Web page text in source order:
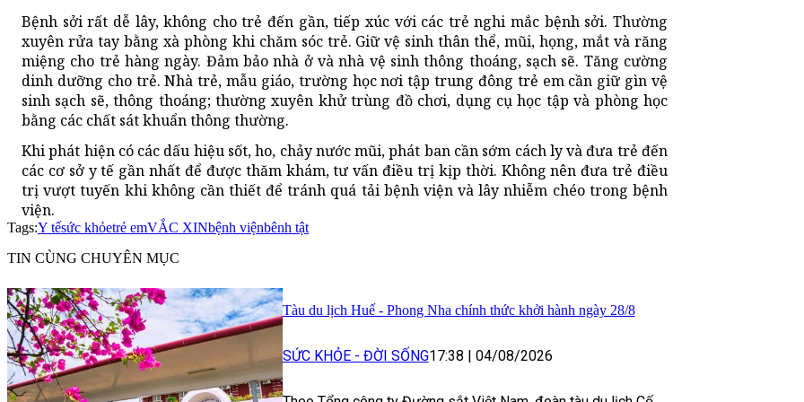
Bệnh sởi rất dễ lây, không cho trẻ đến gần, tiếp xúc với các trẻ nghi mắc bệnh sởi. Thường
xuyên rửa tay bằng xà phòng khi chăm sóc trẻ. Giữ vệ sinh thân thể, mũi, họng, mắt và răng
miệng cho trẻ hàng ngày. Đảm bảo nhà ở và nhà vệ sinh thông thoáng, sạch sẽ. Tăng cường
dinh dưỡng cho trẻ. Nhà trẻ, mẫu giáo, trường học nơi tập trung đông trẻ em cần giữ gìn vệ
sinh sạch sẽ, thông thoáng; thường xuyên khử trùng đồ chơi, dụng cụ học tập và phòng học
bằng các chất sát khuẩn thông thường.
Khi phát hiện có các dấu hiệu sốt, ho, chảy nước mũi, phát ban cần sớm cách ly và đưa trẻ đến
các cơ sở y tế gần nhất để được thăm khám, tư vấn điều trị kịp thời. Không nên đưa trẻ điều
trị vượt tuyến khi không cần thiết để tránh quá tải bệnh viện và lây nhiễm chéo trong bệnh
viện.
Tags:Y tếsức khỏetrẻ emVẮC XINbệnh việnbênh tật
TIN CÙNG CHUYÊN MỤC
Tàu du lịch Huế - Phong Nha chính thức khởi hành ngày 28/8
SỨC KHỎE - ĐỜI SỐNG17:38 | 04/08/2026